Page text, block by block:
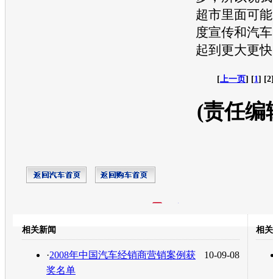
超市里面可
度宣传和汽
起到更大更
[ 上一页] [1 ]
(责任编
转发至： 白社会
相关新闻
10-09-08
·2008年中国汽车经销商营销案例获
奖名单
相